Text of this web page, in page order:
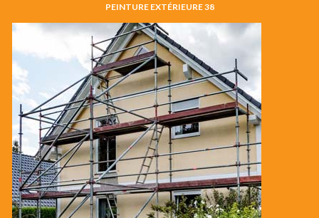
PEINTURE EXTÉRIEURE 38